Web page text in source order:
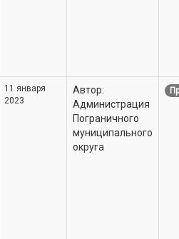
11 января
2023
Автор:
Администрация
Пограничного
муниципального
округа